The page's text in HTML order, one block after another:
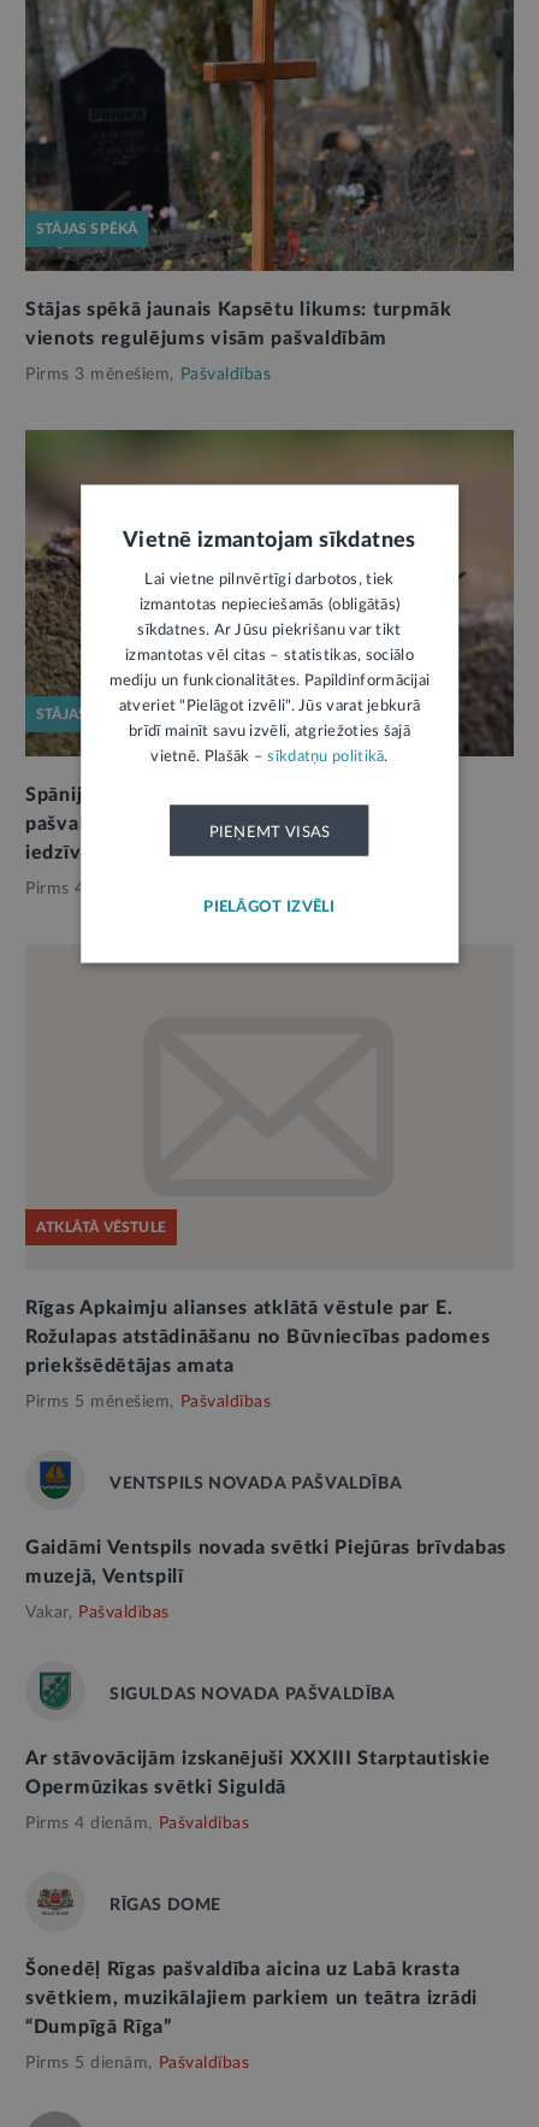
STĀJAS SPĒKĀ
Stājas spēkā jaunais Kapsētu likums: turpmāk
vienots regulējums visām pašvaldībām
Pirms 3 mēnešiem, Pašvaldības
STĀJAS SPĒKĀ
Spānijas kailgliemeža izplatības ierobežošanai
pašvaldības varēs noteikt pienākumus arī
iedzīvotājiem
Pirms 4 mēnešiem,
ATKLĀTĀ VĒSTULE
Rīgas Apkaimju alianses atklātā vēstule par E.
Rožulapas atstādināšanu no Būvniecības padomes
priekšsēdētājas amata
Pirms 5 mēnešiem, Pašvaldības
VENTSPILS NOVADA PAŠVALDĪBA
Gaidāmi Ventspils novada svētki Piejūras brīvdabas
muzejā, Ventspilī
Vakar, Pašvaldības
SIGULDAS NOVADA PAŠVALDĪBA
Ar stāvovācijām izskanējuši XXXIII Starptautiskie
Opermūzikas svētki Siguldā
Pirms 4 dienām, Pašvaldības
RĪGAS DOME
Šonedēļ Rīgas pašvaldība aicina uz Labā krasta
svētkiem, muzikālajiem parkiem un teātra izrādi
“Dumpīgā Rīga”
Pirms 5 dienām, Pašvaldības
Vietnē izmantojam sīkdatnes
Lai vietne pilnvērtīgi darbotos, tiek
izmantotas nepieciešamās (obligātās)
sīkdatnes. Ar Jūsu piekrišanu var tikt
izmantotas vēl citas – statistikas, sociālo
mediju un funkcionalitātes. Papildinformācijai
atveriet "Pielāgot izvēli". Jūs varat jebkurā
brīdī mainīt savu izvēli, atgriežoties šajā
vietnē. Plašāk –sīkdatņu politikā.
PIEŅEMT VISAS
PIELĀGOT IZVĒLI